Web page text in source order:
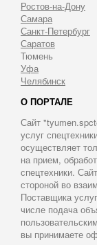
Ростов-на-Дону
Самара
Санкт-Петербург
Саратов
Тюмень
Уфа
Челябинск
О ПОРТАЛЕ
Сайт
услуг
осуществляет
на прием,
спецтехники.
стороной во
Поставщика
числе подача
вы принимаете